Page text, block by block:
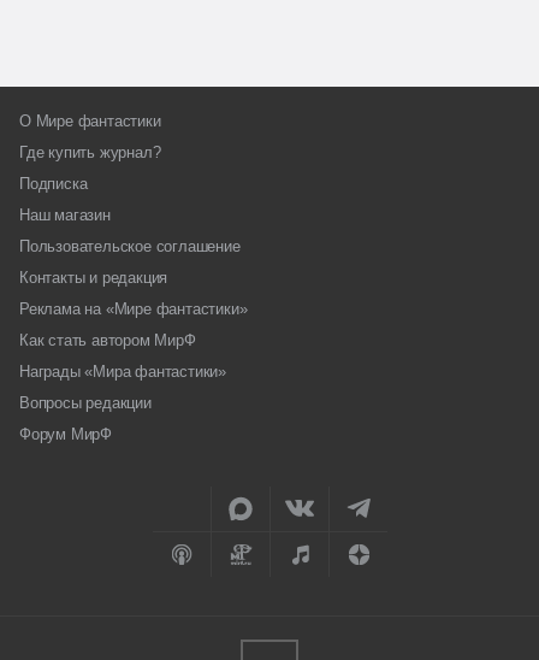
О Мире фантастики
Где купить журнал?
Подписка
Наш магазин
Пользовательское соглашение
Контакты и редакция
Реклама на «Мире фантастики»
Как стать автором МирФ
Награды «Мира фантастики»
Вопросы редакции
Форум МирФ